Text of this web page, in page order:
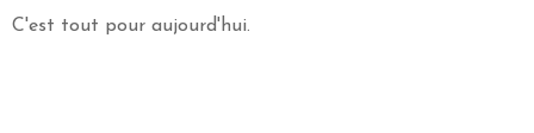
C'est tout pour aujourd'hui.